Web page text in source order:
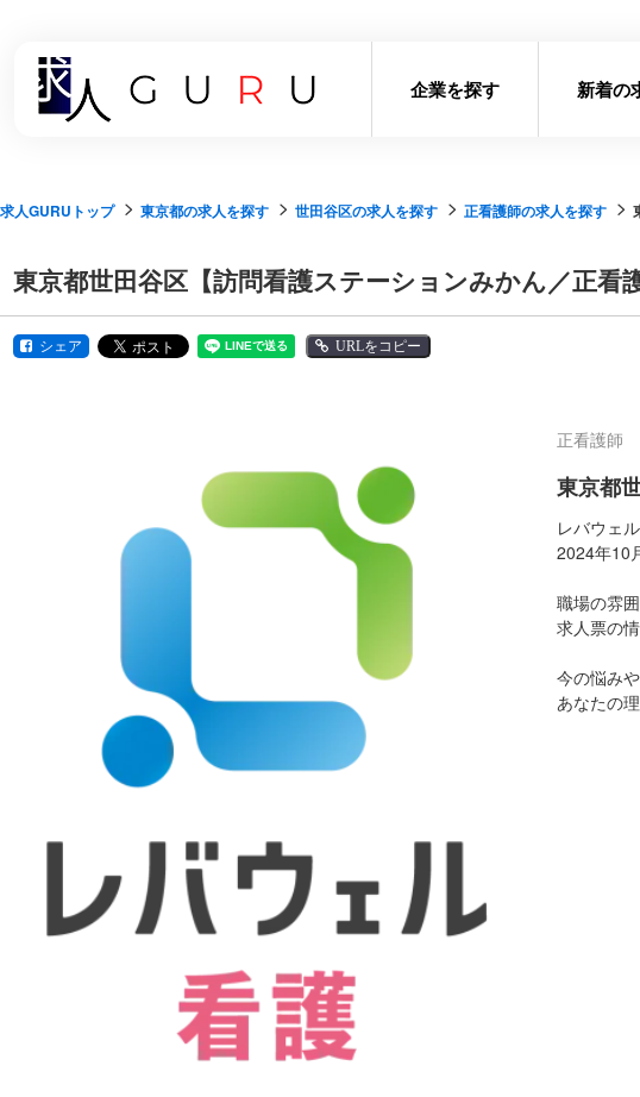
企業を探す 新着の
求人GURUトップ 東京都の求人を探す 世田谷区の求人を探す 正看護師の求人を探す
東京都世田谷区【訪問看護ステーションみかん／正
シェア URLをコピー
正看護師
東京都
レバウェ
2024年10
職場の雰
求人票の
今の悩み
あなたの